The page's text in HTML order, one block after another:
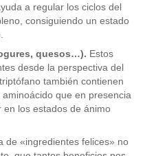
a regular los ciclos del
consiguiendo un estado
quesos…). Estos
desde la perspectiva del
también contienen
que en presencia
los estados de ánimo
de «ingredientes felices» no